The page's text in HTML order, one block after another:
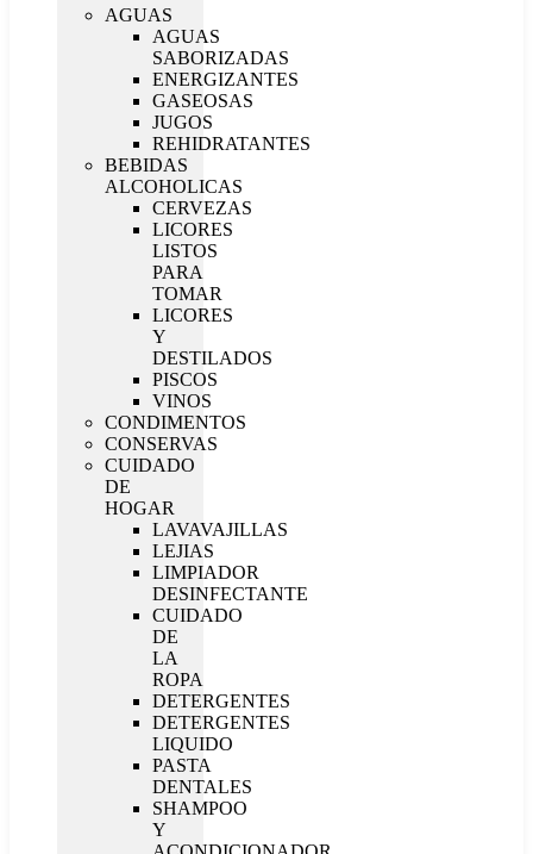
AGUAS
AGUAS
SABORIZADAS
ENERGIZANTES
GASEOSAS
JUGOS
REHIDRATANTES
BEBIDAS
ALCOHOLICAS
CERVEZAS
LICORES
LISTOS
PARA
TOMAR
LICORES
Y
DESTILADOS
PISCOS
VINOS
CONDIMENTOS
CONSERVAS
CUIDADO
DE
HOGAR
LAVAVAJILLAS
LEJIAS
LIMPIADOR
DESINFECTANTE
CUIDADO
DE
LA
ROPA
DETERGENTES
DETERGENTES
LIQUIDO
PASTA
DENTALES
SHAMPOO
Y